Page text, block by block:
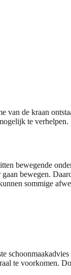
van de kraan
te verhelpen.
bewegende
bewegen.
sommige
te voorkomen.